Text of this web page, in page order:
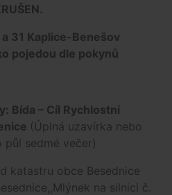
31 Kaplice-Benešov
pojedou dle pokynů
Bída – Cíl Rychlostní
(Úplná uzavírka nebo
půl sedmé večer)
katastru obce Besednice
na silnici č.